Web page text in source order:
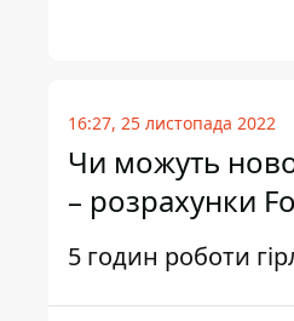
16:27, 25 листопада 2022
Чи можуть
– розрахунки
5 годин роботи